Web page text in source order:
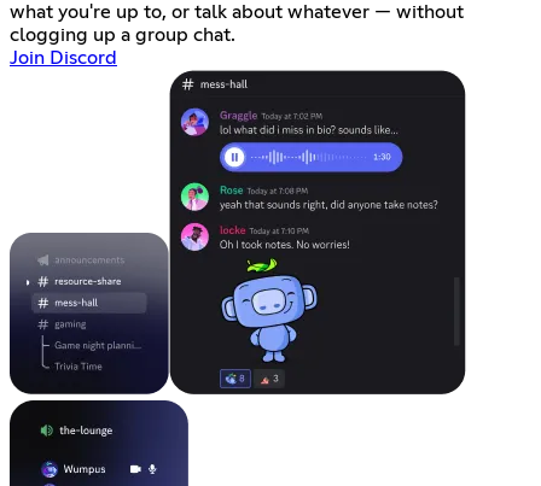
what you're up to, or talk about whatever — without
clogging up a group chat.
Join Discord